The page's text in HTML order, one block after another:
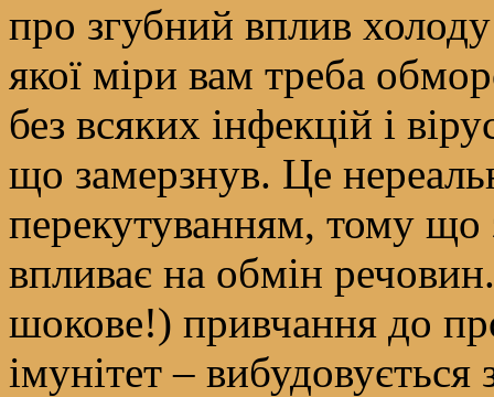
про згубний вплив
якої міри вам треба
без всяких інфекцій і
що замерзнув. Це
перекутуванням, тому що
впливає на обмін
шокове!) привчання до
імунітет – вибудовується